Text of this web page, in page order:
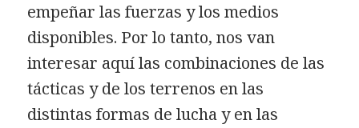
empeñar las fuerzas y los medios
disponibles. Por lo tanto, nos van
interesar aquí las combinaciones de las
tácticas y de los terrenos en las
distintas formas de lucha y en las